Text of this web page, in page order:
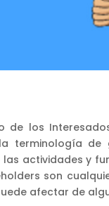
de los
terminología de
actividades y
son
afectar de